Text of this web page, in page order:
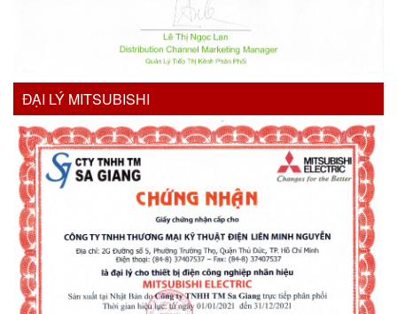
ĐẠI LÝ MITSUBISHI